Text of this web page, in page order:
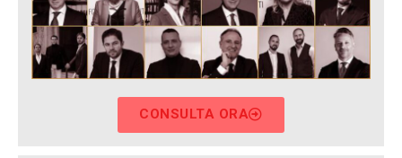
CONSULTA ORA